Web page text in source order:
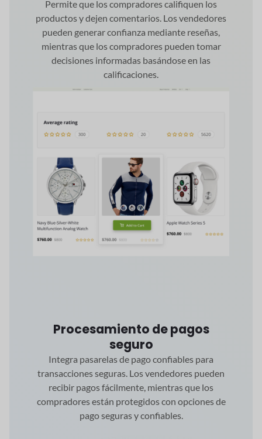
Permite que los compradores califiquen los
productos y dejen comentarios. Los vendedores
pueden generar confianza mediante reseñas,
mientras que los compradores pueden tomar
decisiones informadas basándose en las
calificaciones.
Procesamiento de pagos
seguro
Integra pasarelas de pago confiables para
transacciones seguras. Los vendedores pueden
recibir pagos fácilmente, mientras que los
compradores están protegidos con opciones de
pago seguras y confiables.